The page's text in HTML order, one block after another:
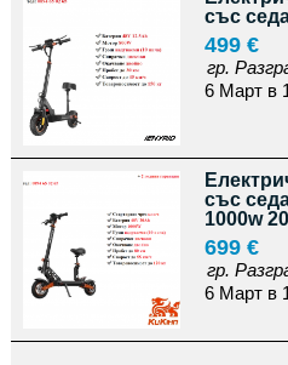
със
499 €
гр.
6 Март в
със
1000w
699 €
гр.
6 Март в